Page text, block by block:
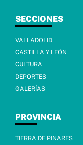
SECCIONES
VALLADOLID
CASTILLA Y LEÓN
CULTURA
DEPORTES
GALERÍAS
PROVINCIA
TIERRA DE PINARES